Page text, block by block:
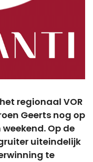
regionaal VOR
Geerts nog op
Op de
uiteindelijk
te